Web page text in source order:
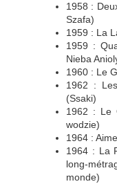
1958 :
Szafa)
1959 : La
1959 :
Nieba
1960 : Le
1962 :
(Ssaki)
1962 : Le
wodzie)
1964 :
1964 : La
long-
monde)